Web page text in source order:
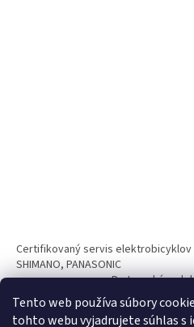
Tento web používa súbory
tohto webu vyjadrujete súhlas s
Certifikovaný servis elektrobicyklov
SHIMANO, PANASONIC
Partnerský web